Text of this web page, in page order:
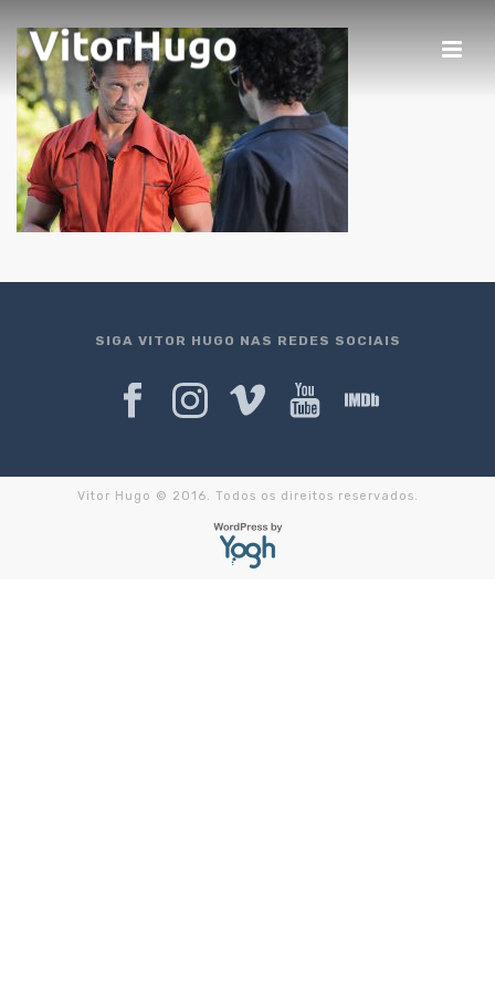
SIGA VITOR HUGO NAS REDES SOCIAIS
Vitor Hugo © 2016. Todos os direitos reservados.